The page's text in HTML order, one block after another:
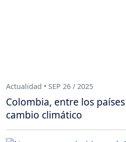
Actualidad • SEP 26 / 2025
Colombia, entre los
cambio climático